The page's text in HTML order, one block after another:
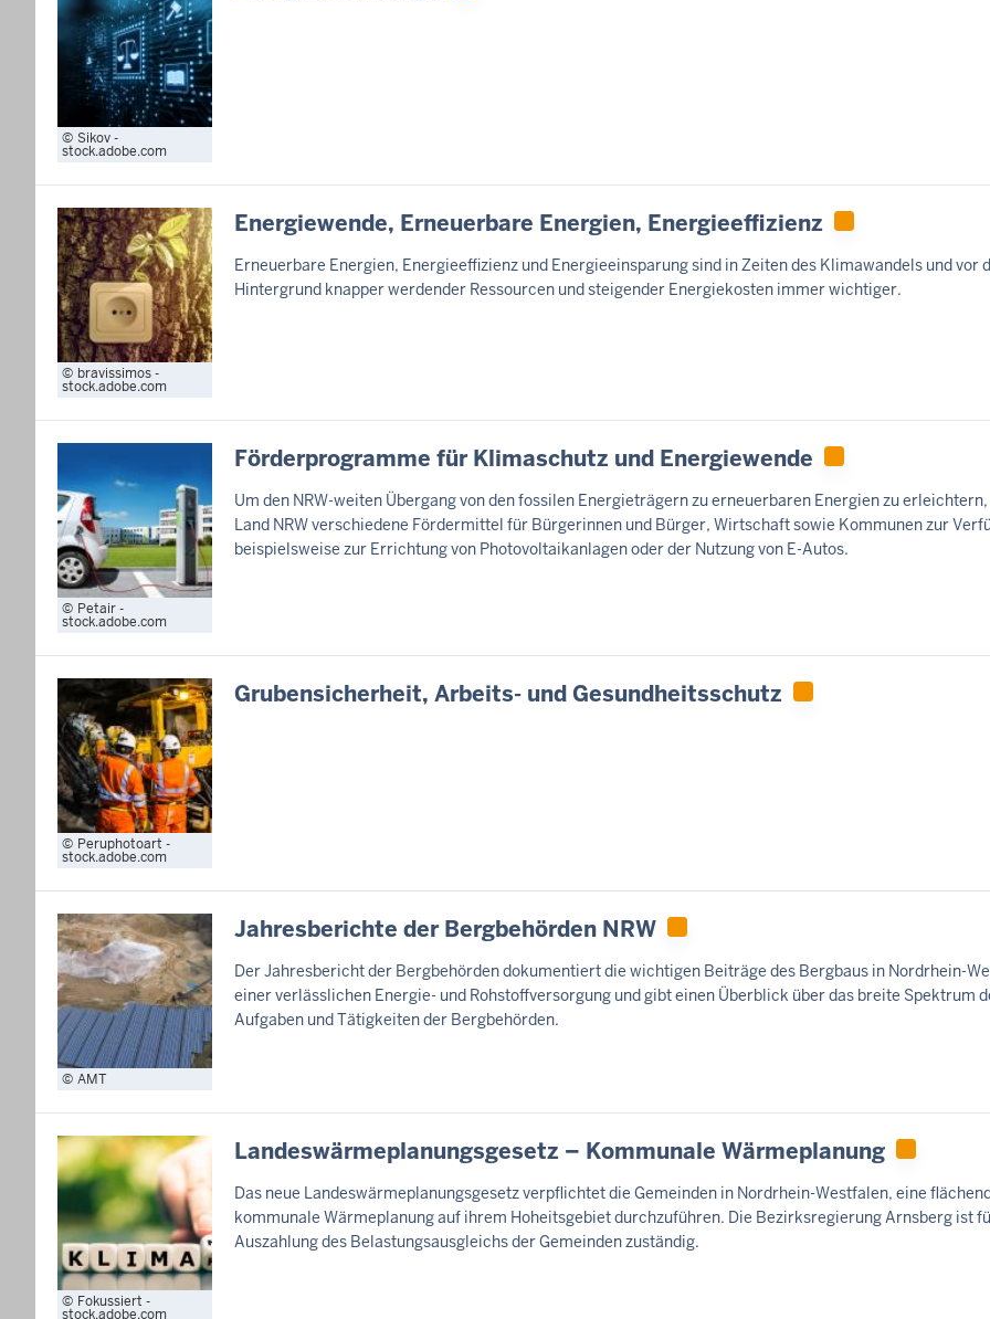
Sikov -
stock.adobe.com
bravissimos -
stock.adobe.com
Energiewende, Erneuerbare Energien, Energieeffizienz
Erneuerbare Energien, Energieeffizienz und Energieeinsparung sind in Zeiten des Klimawandels und vor
Hintergrund knapper werdender Ressourcen und steigender Energiekosten immer wichtiger.
Petair -
stock.adobe.com
Förderprogramme für Klimaschutz und Energiewende
Um den NRW-weiten Übergang von den fossilen Energieträgern zu erneuerbaren Energien zu
Land NRW verschiedene Fördermittel für Bürgerinnen und Bürger, Wirtschaft sowie Kommunen zur
beispielsweise zur Errichtung von Photovoltaikanlagen oder der Nutzung von E-Autos.
Peruphotoart -
stock.adobe.com
Grubensicherheit, Arbeits- und Gesundheitsschutz
AMT
Jahresberichte der Bergbehörden NRW
Der Jahresbericht der Bergbehörden dokumentiert die wichtigen Beiträge des Bergbaus in Nordrhein-
einer verlässlichen Energie- und Rohstoffversorgung und gibt einen Überblick über das breite Spektrum
Aufgaben und Tätigkeiten der Bergbehörden.
Fokussiert -
stock.adobe.com
Landeswärmeplanungsgesetz – Kommunale Wärmeplanung
Das neue Landeswärmeplanungsgesetz verpflichtet die Gemeinden in Nordrhein-Westfalen, eine
kommunale Wärmeplanung auf ihrem Hoheitsgebiet durchzuführen. Die Bezirksregierung Arnsberg ist
Auszahlung des Belastungsausgleichs der Gemeinden zuständig.